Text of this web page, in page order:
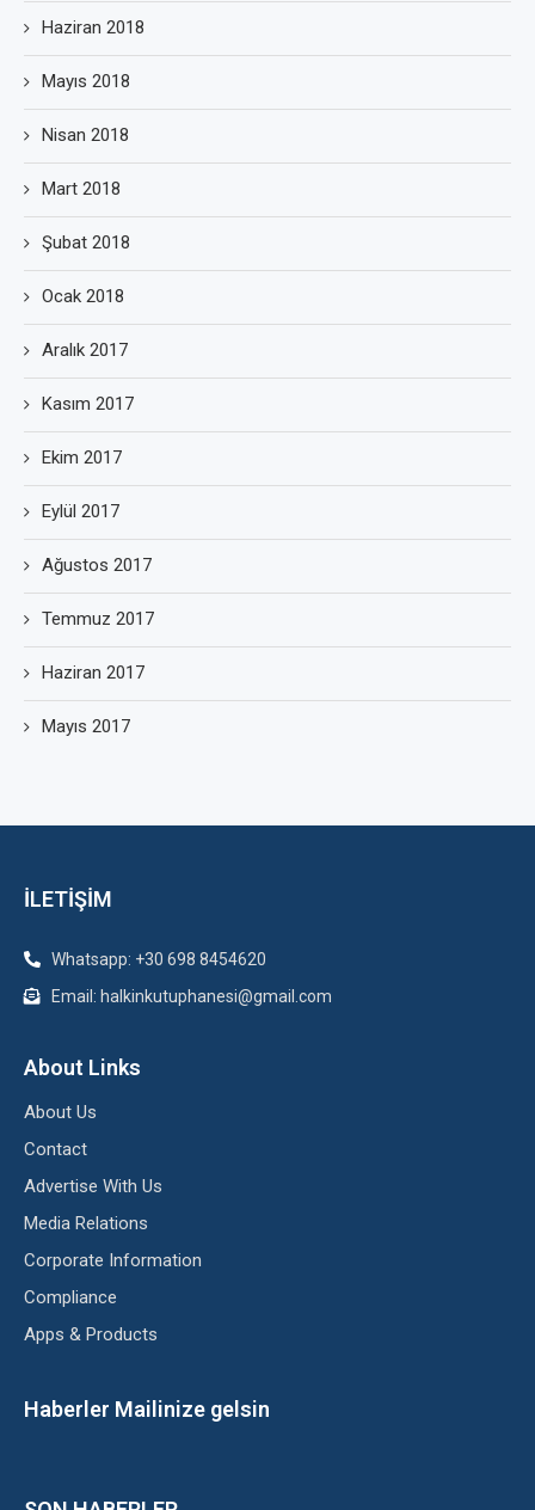
Haziran 2018
Mayıs 2018
Nisan 2018
Mart 2018
Şubat 2018
Ocak 2018
Aralık 2017
Kasım 2017
Ekim 2017
Eylül 2017
Ağustos 2017
Temmuz 2017
Haziran 2017
Mayıs 2017
İLETİŞİM
Whatsapp: +30 698 8454620
Email: halkinkutuphanesi@gmail.com
About Links
About Us
Contact
Advertise With Us
Media Relations
Corporate Information
Compliance
Apps & Products
Haberler Mailinize gelsin